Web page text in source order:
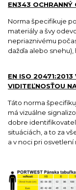
EN343
Norma špecifikuje
materiály a švy
nepriaznivému
dažďa alebo
EN ISO 20471:2013
VIDITEĽNOSŤOU
Táto norma
má vizuálne
dobre
situáciách, a to za
a v noci pri